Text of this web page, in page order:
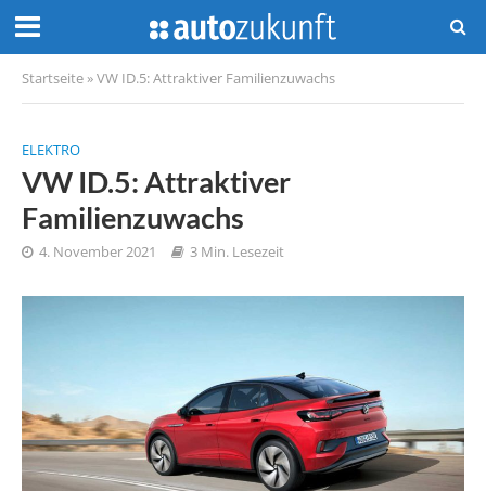
Startseite »VW ID.5: Attraktiver Familienzuwachs
ELEKTRO
VW ID.5: Attraktiver
Familienzuwachs
4. November 2021 3 Min. Lesezeit